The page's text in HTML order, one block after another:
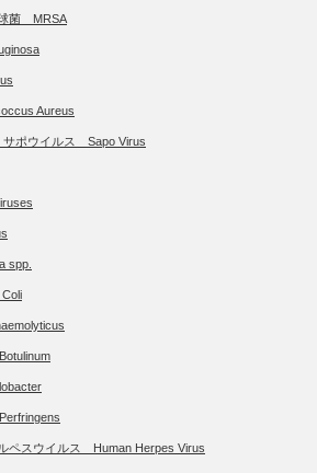
球菌 MRSA
Aureus
ポウイルス Sapo Virus
spp.
ペスウイルス Human Herpes Virus